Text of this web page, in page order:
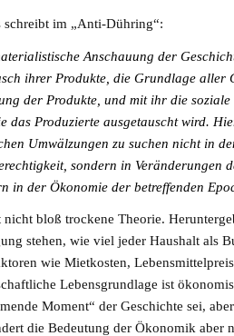
schreibt im „Anti-Dühring“:
Anschauung der
ihrer Produkte, die Grundlage aller
der Produkte, und mit ihr die
das Produzierte ausgetauscht wird.
Umwälzungen zu suchen nicht in
sondern in Veränderungen
in der Ökonomie der betreffenden
nicht bloß trockene Theorie.
stehen, wie viel jeder Haushalt als
wie Mietkosten,
Lebensgrundlage ist
Moment“ der Geschichte sei,
die Bedeutung der Ökonomik aber